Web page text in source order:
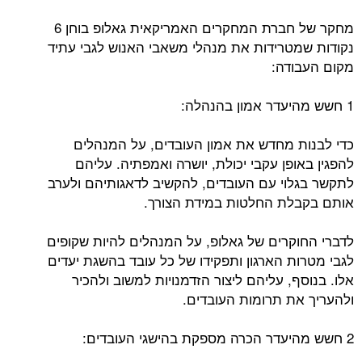
מחקר של חברת המחקרים האמריקאית גאלופ בוחן 6
נקודות שמטרידות את מנהלי משאבי האנוש לגבי עתיד
מקום העבודה:
1 חשש מהיעדר אמון בהנהלה:
כדי לבנות מחדש את אמון העובדים, על המנהלים
להפגין באופן עקבי יכולת, יושרה ואמפתיה. עליהם
לתקשר בגלוי עם העובדים, להקשיב לדאגותיהם ולערב
אותם בקבלת החלטות במידת הצורך.
לדברי החוקרים של גאלופ, על המנהלים להיות שקופים
לגבי מטרות הארגון ותפקידו של כל עובד בהשגת יעדים
אלו. בנוסף, עליהם ליצור הזדמנויות למשוב ולהכיר
ולהעריך את תרומות העובדים.
2 חשש מהיעדר הכרה מספקת בהישגי העובדים: